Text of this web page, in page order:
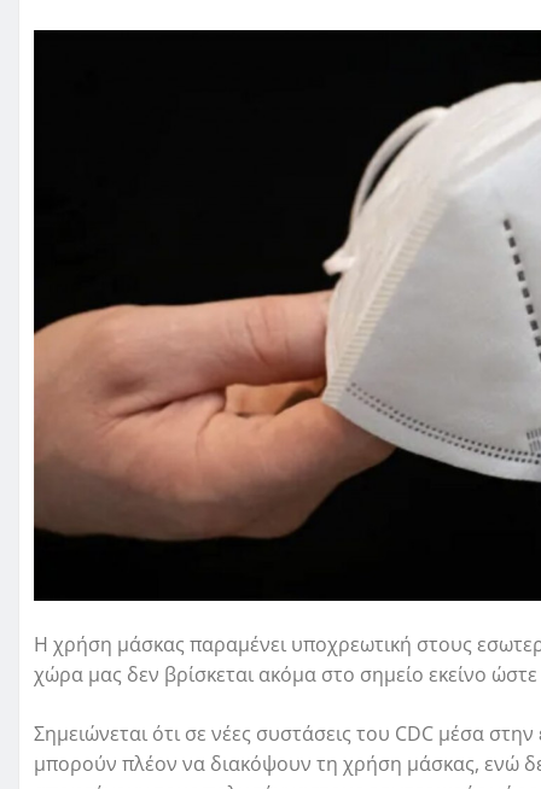
Η χρήση μάσκας παραμένει υποχρεωτική στους
χώρα μας δεν βρίσκεται ακόμα στο σημείο εκείνο ώστε
Σημειώνεται ότι σε νέες συστάσεις του CDC μέσα
μπορούν πλέον να διακόψουν τη χρήση μάσκας, ενώ